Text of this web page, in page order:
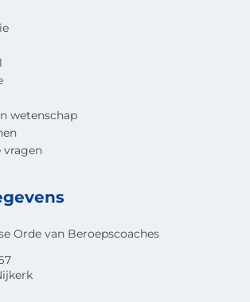
wetenschap
vragen
Orde van Beroepscoaches